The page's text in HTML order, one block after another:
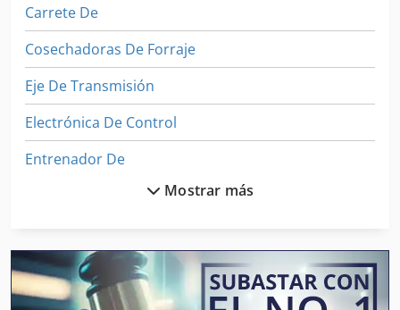
Carrete De
Cosechadoras De Forraje
Eje De Transmisión
Electrónica De Control
Entrenador De
Espadas De Pollo
Espectrómetro De
Mostrar más